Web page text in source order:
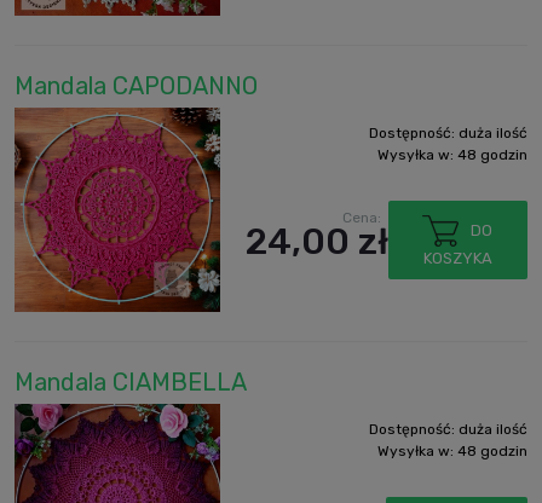
Mandala CAPODANNO
Dostępność: duża ilość
Wysyłka w: 48 godzin
Cena:
24,00 zł
DO
KOSZYKA
Mandala CIAMBELLA
Dostępność: duża ilość
Wysyłka w: 48 godzin